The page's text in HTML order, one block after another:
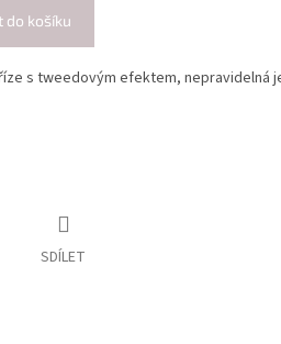
do košíku
s tweedovým efektem, nepravidelná
SDÍLET